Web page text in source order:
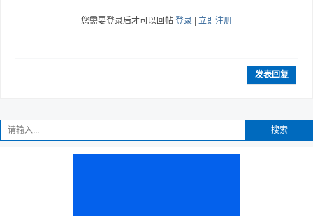
您需要登录后才可以回帖登录 | 立即注册
发表回复
搜索